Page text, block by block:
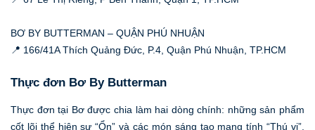
BƠ BY BUTTERMAN – QUẬN PHÚ NHUẬN
📍 166/41A Thích Quảng Đức, P.4, Quận Phú Nhuận, TP.HCM
Thực đơn Bơ By Butterman
Thực đơn tại Bơ được chia làm hai dòng chính: những sản phẩm
cốt lõi thể hiện sự “Ổn” và các món sáng tạo mang tính “Thú vị”.